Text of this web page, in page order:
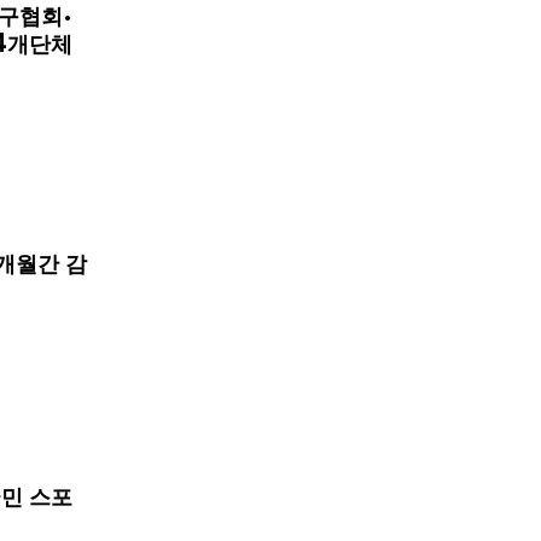
협회·
단체
월간 감
스포